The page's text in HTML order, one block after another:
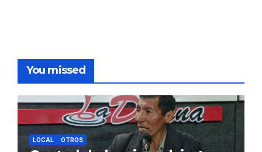
You missed
LOCAL OTROS